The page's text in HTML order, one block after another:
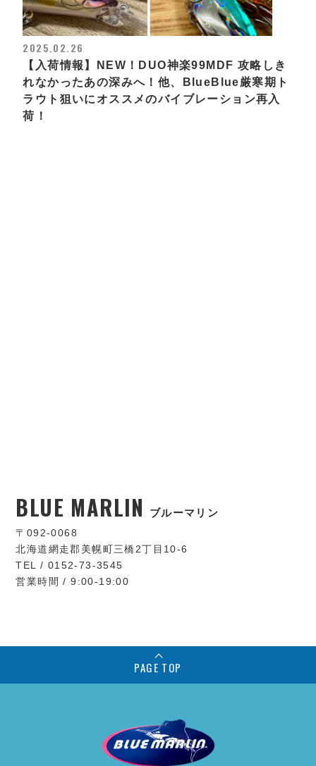
2025.02.26
【入荷情報】NEW！DUO神楽99MDF 攻略しき
れなかったあの深みへ！他、BlueBlue厳寒期ト
ラウト狙いにオススメのバイブレーション再入
荷！
BLUE MARLIN ブルーマリン
〒092-0068
北海道網走郡美幌町三橋2丁目10-6
TEL / 0152-73-3545
営業時間 / 9:00-19:00
PAGE TOP